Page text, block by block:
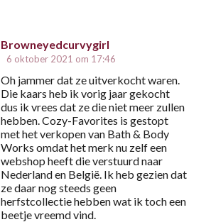
Browneyedcurvygirl
6 oktober 2021 om 17:46
Oh jammer dat ze uitverkocht waren.
Die kaars heb ik vorig jaar gekocht
dus ik vrees dat ze die niet meer zullen
hebben. Cozy-Favorites is gestopt
met het verkopen van Bath & Body
Works omdat het merk nu zelf een
webshop heeft die verstuurd naar
Nederland en België. Ik heb gezien dat
ze daar nog steeds geen
herfstcollectie hebben wat ik toch een
beetje vreemd vind.